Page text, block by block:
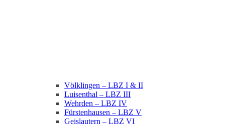
Völklingen – LBZ I & II
Luisenthal – LBZ III
Wehrden – LBZ IV
Fürstenhausen – LBZ V
Geislautern – LBZ VI